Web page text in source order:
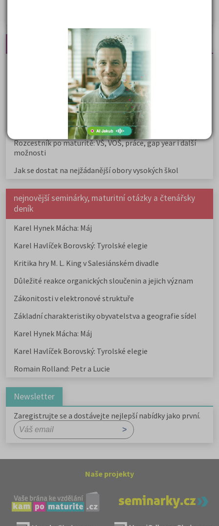
Nejčtenější články
Kdy vysoké školy pořádají dny otevřených dveří
Na které fakulty se dostanete bez přijímaček 2026?
Samostudium vs. přípravný kurz: Co opravdu funguje u
přijímaček na VŠ?
Prestiž a vnímání oborů ve společnosti
Rozcestník po maturitě: VŠ, VOŠ, práce, gap year i další
možnosti
Jak se dostat na nejžádanější obory vysokých škol
nejnovější seminárky, maturitní otázky a čtenářsky
deník
Karel Hynek Mácha: Máj
Karel Havlíček Borovský: Tyrolské elegie
Kritika hry M. L. King v Salesiánském divadle
Důležité reakce organických sloučenin a jejich význam
Zákonitosti v elektronové struktuře
Základní charakteristiky obyvatelstva a geografie sídel
Karel Hynek Mácha: Máj
Karel Havlíček Borovský: Tyrolské elegie
Romain Rolland: Petr a Lucie
Newsletter
Zaregistrujte se a dostávejte nejlepší nabídky jako první.
Naše projekty